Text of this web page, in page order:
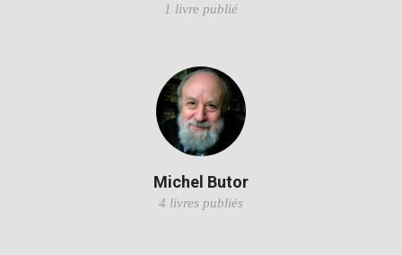
1 livre publié
Michel Butor
4 livres publiés